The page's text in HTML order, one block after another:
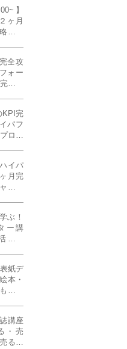
】
ヶ月
！ゲ
全攻
ォー
成特
KPI完
パフ
ロフ
イパ
月完
ルを
ぶ！
ー講
用ま
紙デ
本・
活か
講座
・売
る！